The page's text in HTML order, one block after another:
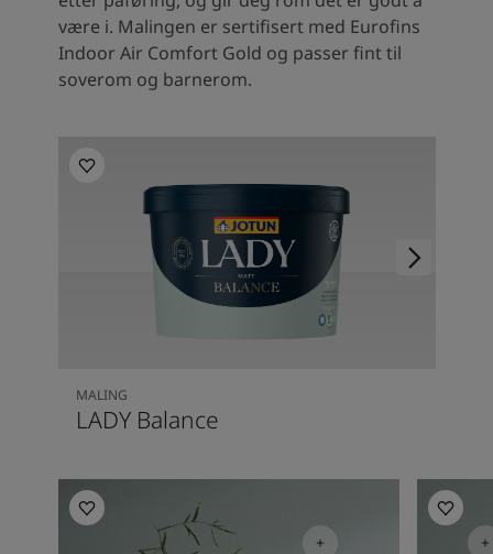
være i. Malingen er sertifisert med Eurofins
Indoor Air Comfort Gold og passer fint til
soverom og barnerom.
MALING
LADY Balance
Inspirasjon til soverommet